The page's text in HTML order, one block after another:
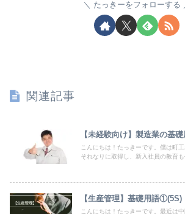
たっきーをフォローする
関連記事
【未経験向け】製造業の基
こんにちは！たっきーです。僕は町
それなりに取得し、新入社員の教育も
【生産管理】基礎用語①(5S)
こんにちは！たっきーです。最近は